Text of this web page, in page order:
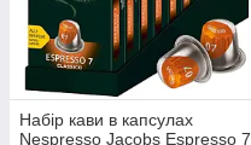
Набір кави в капсулах
Nespresso Jacobs Espresso 7